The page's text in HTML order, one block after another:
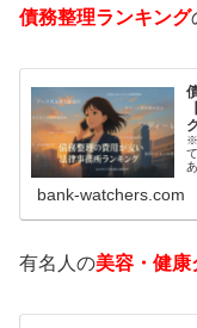
債務整理ランキング
※
bank-watchers.com
有名人の美容・健康